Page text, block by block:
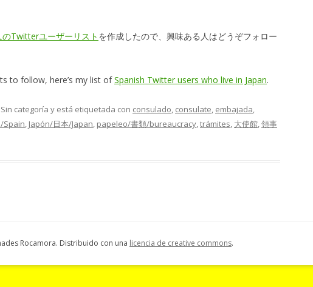
Twitterユーザーリスト を作成したので、興味ある人はどうぞフォロー
to follow, here’s my list ofSpanish Twitter users who live in Japan.
categoría y está etiquetada con consulado, consulate, embajada,
Spain, Japón/日本/Japan, papeleo/書類/bureaucracy,trámites, 大使館,領事
Rocamora. Distribuido con una licencia de creative commons.